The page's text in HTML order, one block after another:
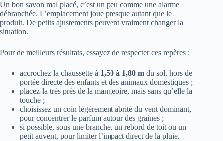
Un bon savon mal placé, c’est un peu comme une alarme
débranchée. L’emplacement joue presque autant que le
produit. De petits ajustements peuvent vraiment changer la
situation.
Pour de meilleurs résultats, essayez de respecter ces repères :
accrochez la chaussette à 1,50 à 1,80 m du sol, hors de
portée directe des enfants et des animaux domestiques ;
placez-la très près de la mangeoire, mais sans qu’elle la
touche ;
choisissez un coin légèrement abrité du vent dominant,
pour concentrer le parfum autour des graines ;
si possible, sous une branche, un rebord de toit ou un
petit auvent, pour limiter l’impact direct de la pluie.